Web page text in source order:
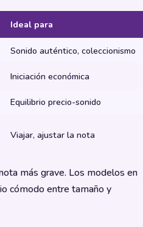
Ideal para
Sonido auténtico, coleccionismo
Iniciación económica
Equilibrio precio-sonido
Viajar, ajustar la nota
más grave. Los modelos en
cómodo entre tamaño y